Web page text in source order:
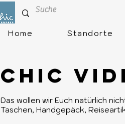
Home Standorte
CHIC
Das wollen wir Euch natürlich
Taschen, Handgepäck,